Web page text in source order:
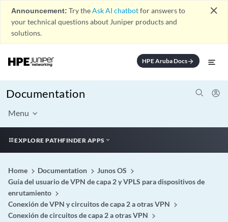
Announcement: Try theAsk AI chatbotfor answers to
your technical questions about Juniper products and
solutions.
close
HPE Aruba Docsarrow_forward
Documentation
Menu
EXPLORE PATHFINDER APPS
Home Documentation
Junos OS
Guía del usuario de VPN de capa 2 y VPLS para dispositivos de
enrutamiento
Conexión de VPN y circuitos de capa 2 a otras VPN
Conexión de circuitos de capa 2 a otras VPN